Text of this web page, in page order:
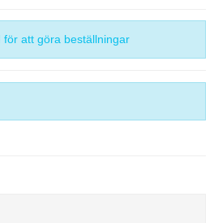
att göra beställningar